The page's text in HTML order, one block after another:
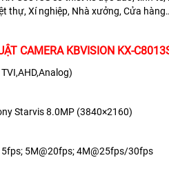
thự, Xí nghiệp, Nhà xưởng, Cửa
CAMERA KBVISION KX-
Starvis 8.0MP (3840×2160)
5M@20fps; 4M@25fps/30fps